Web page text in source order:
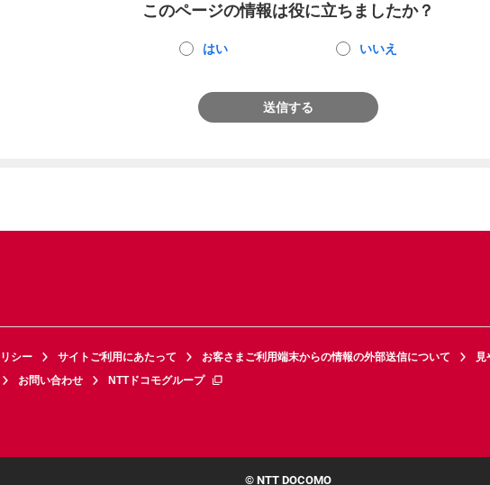
このページの情報は役に立ちましたか？
はい いいえ
送信する
シー サイトご利用にあたって お客さまご利用端末からの情報の外部送信について
見
お問い合わせ NTTドコモグループ
© NTT DOCOMO